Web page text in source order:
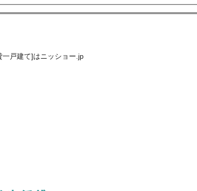
戸建て]はニッショー.jp